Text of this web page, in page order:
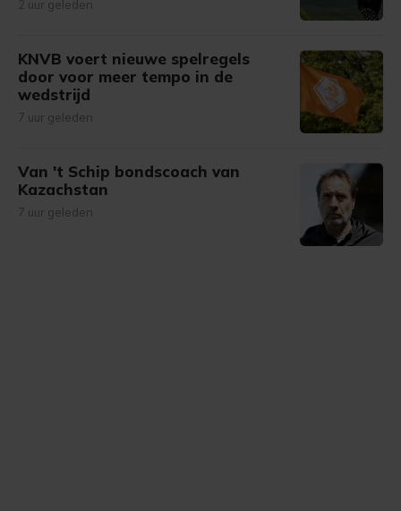
2 uur geleden
KNVB voert nieuwe spelregels
door voor meer tempo in de
wedstrijd
7 uur geleden
Van 't Schip bondscoach van
Kazachstan
7 uur geleden